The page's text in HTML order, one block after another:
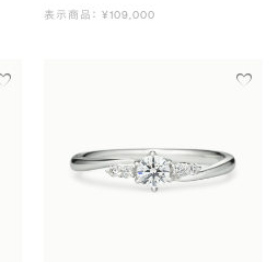
表示商品： ¥109,000